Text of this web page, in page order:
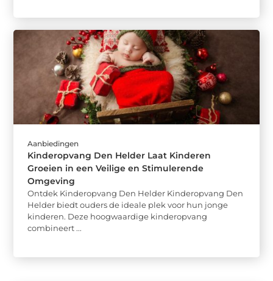
Aanbiedingen
Kinderopvang Den Helder Laat Kinderen
Groeien in een Veilige en Stimulerende
Omgeving
Ontdek Kinderopvang Den Helder Kinderopvang Den
Helder biedt ouders de ideale plek voor hun jonge
kinderen. Deze hoogwaardige kinderopvang
combineert ...